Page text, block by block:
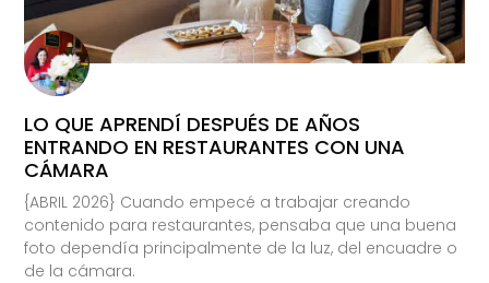
LO QUE APRENDÍ DESPUÉS DE AÑOS
ENTRANDO EN RESTAURANTES CON UNA
CÁMARA
{ABRIL 2026} Cuando empecé a trabajar creando
contenido para restaurantes, pensaba que una buena
foto dependía principalmente de la luz, del encuadre o
de la cámara.